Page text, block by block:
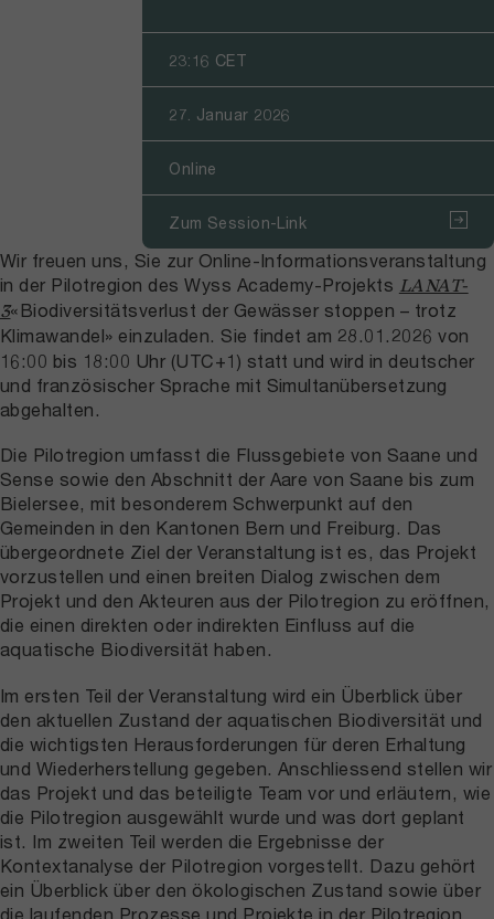
23:16 CET
27. Januar 2026
Online
Zum Session-Link
Wir freuen uns, Sie zur Online-Informationsveranstaltung
in der Pilotregion des Wyss Academy-Projekts LANAT-
3«Biodiversitätsverlust der Gewässer stoppen – trotz
Klimawandel» einzuladen. Sie findet am 28.01.2026 von
16:00 bis 18:00 Uhr (UTC+1) statt und wird in deutscher
und französischer Sprache mit Simultanübersetzung
abgehalten.
Die Pilotregion umfasst die Flussgebiete von Saane und
Sense sowie den Abschnitt der Aare von Saane bis zum
Bielersee, mit besonderem Schwerpunkt auf den
Gemeinden in den Kantonen Bern und Freiburg. Das
übergeordnete Ziel der Veranstaltung ist es, das Projekt
vorzustellen und einen breiten Dialog zwischen dem
Projekt und den Akteuren aus der Pilotregion zu eröffnen,
die einen direkten oder indirekten Einfluss auf die
aquatische Biodiversität haben.
Im ersten Teil der Veranstaltung wird ein Überblick über
den aktuellen Zustand der aquatischen Biodiversität und
die wichtigsten Herausforderungen für deren Erhaltung
und Wiederherstellung gegeben. Anschliessend stellen wir
das Projekt und das beteiligte Team vor und erläutern, wie
die Pilotregion ausgewählt wurde und was dort geplant
ist. Im zweiten Teil werden die Ergebnisse der
Kontextanalyse der Pilotregion vorgestellt. Dazu gehört
ein Überblick über den ökologischen Zustand sowie über
die laufenden Prozesse und Projekte in der Pilotregion.